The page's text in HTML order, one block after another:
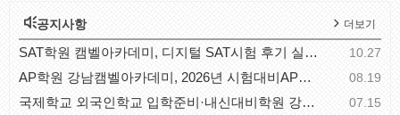
공지사항 더보기
SAT학원 캠벨아카데미, 디지털 SAT시험 후기 실전 체.. 10.27
AP학원 강남캠벨아카데미, 2026년 시험대비AP과목별 공.. 08.19
국제학교 외국인학교 입학준비·내신대비학원 강남캠벨.. 07.15